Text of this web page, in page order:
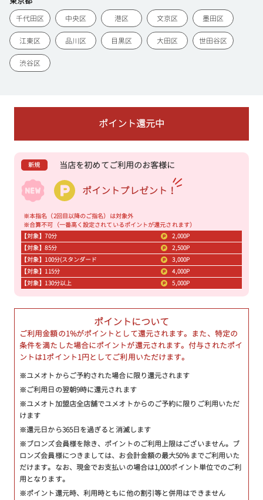
千代田区 中央区 港区 文京区 墨田区
江東区 品川区 目黒区 大田区 世田谷区
渋谷区
ポイント還元中
新規 当店を初めてご利用のお客様に
ポイントプレゼント！
※本指名（2回目以降のご指名）は対象外
※合算不可（一番高く設定されているポイントが還元されます）
【対象】70分
2,000P
【対象】85分
2,500P
【対象】100分(スタンダード
3,000P
【対象】115分
4,000P
【対象】130分以上
5,000P
ポイントについて
ご利用金額の1%がポイントとして還元されます。また、特定の
条件を満たした場合にポイントが還元されます。付与されたポイ
ントは1ポイント1円としてご利用いただけます。
※ユメオトからご予約された場合に限り還元されます
※ご利用日の翌朝9時に還元されます
※ユメオト加盟店全店舗でユメオトからのご予約に限りご利用いただ
けます
※還元日から365日を過ぎると消滅します
※ブロンズ会員様を除き、ポイントのご利用上限はございません。ブ
ロンズ会員様につきましては、お会計金額の最大50％までご利用いた
だけます。なお、現金でお支払いの場合は1,000ポイント単位でのご利
用となります。
※ポイント還元時、利用時ともに他の割引等と併用はできません